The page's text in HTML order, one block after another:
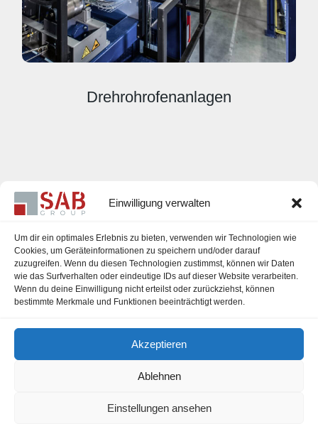
Einwilligung verwalten
Um dir ein optimales Erlebnis zu bieten, verwenden wir Technologien wie
Cookies, um Geräteinformationen zu speichern und/oder darauf
zuzugreifen. Wenn du diesen Technologien zustimmst, können wir Daten
wie das Surfverhalten oder eindeutige IDs auf dieser Website verarbeiten.
Wenn du deine Einwilligung nicht erteilst oder zurückziehst, können
bestimmte Merkmale und Funktionen beeinträchtigt werden.
Akzeptieren
Ablehnen
Einstellungen ansehen
Drehrohrofenanlagen
Karriere
Impressum
Datenschutzerklärung
Cookie-Richtlinie (EU)
office@sab-group.com